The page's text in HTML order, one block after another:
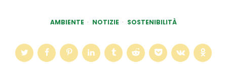
AMBIENTE NOTIZIE SOSTENIBILITÀ